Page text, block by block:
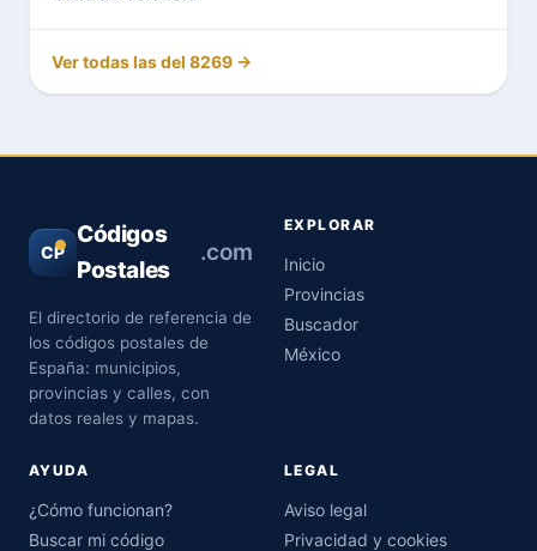
Ver todas las del 8269 →
CP
Códigos
Postales
.com
El directorio de referencia de
los códigos postales de
España: municipios,
provincias y calles, con
datos reales y mapas.
EXPLORAR
Inicio
Provincias
Buscador
México
AYUDA
¿Cómo funcionan?
Buscar mi código
LEGAL
Aviso legal
Privacidad y cookies